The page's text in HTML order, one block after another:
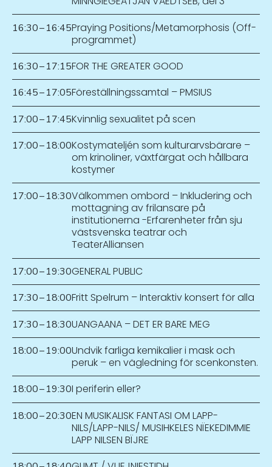
16:30–16:45Praying Positions/Metamorphosis (Off-
programmet)
16:30–17:15FOR THE GREATER GOOD
16:45–17:05Föreställningssamtal – PMSIUS
17:00–17:45Kvinnlig sexualitet på scen
17:00–18:00Kostymateljén som kulturarvsbärare –
om krinoliner, växtfärgat och hållbara
kostymer
17:00–18:30Välkommen ombord – Inkludering och
mottagning av frilansare på
institutionerna -Erfarenheter från sju
västsvenska teatrar och
TeaterAlliansen
17:00–19:30GENERAL PUBLIC
17:30–18:00Fritt Spelrum – Interaktiv konsert för alla
17:30–18:30UANGAANA – DET ER BARE MEG
18:00–19:00Undvik farliga kemikalier i mask och
peruk – en vägledning för scenkonsten.
18:00–19:30I periferin eller?
18:00–20:30EN MUSIKALISK FANTASI OM LAPP-
NILS/LAPP-NILS/ MUSIHKELES NÏEKEDIMMIE
LAPP NILSEN BÏJRE